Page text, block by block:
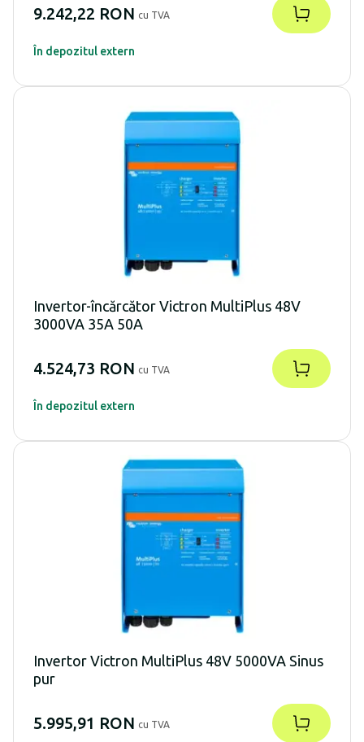
9.242,22 RON cu TVA
În depozitul extern
Invertor-încărcător Victron MultiPlus 48V
3000VA 35A 50A
4.524,73 RON cu TVA
În depozitul extern
Invertor Victron MultiPlus 48V 5000VA Sinus
pur
5.995,91 RON cu TVA